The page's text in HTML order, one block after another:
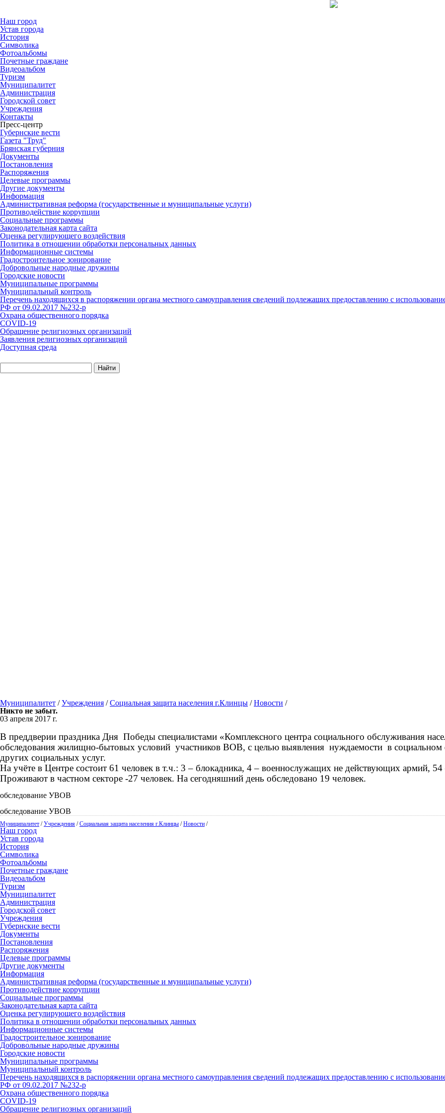
Наш город
Устав города
История
Символика
Фотоальбомы
Почетные граждане
Видеоальбом
Туризм
Муниципалитет
Администрация
Городской совет
Учреждения
Контакты
Пресс-центр
Губернские вести
Газета "Труд"
Брянская губерния
Документы
Постановления
Распоряжения
Целевые программы
Другие документы
Информация
Административная реформа (государственные и муниципальные услуги)
Противодействие коррупции
Социальные программы
Законодательная карта сайта
Оценка регулирующего воздействия
Политика в отношении обработки персональных данных
Информационные системы
Градостроительное зонирование
Добровольные народные дружины
Городские новости
Муниципальные программы
Муниципальный контроль
Перечень находящихся в распоряжении органа местного самоуправления сведений подлежащих предоставлению с
РФ от 09.02.2017 №232-р
Охрана общественного порядка
COVID-19
Обращение религиозных организаций
Заявления религиозных организаций
Доступная среда
Найти
Муниципалитет /Учреждения /Социальная защита населения г.Клинцы /Новости /
Никто не забыт.
03 апреля 2017 г.
В преддверии праздника Дня Победы специалистами «Комплексного центра социального обслуживания
обследования жилищно-бытовых условий участников ВОВ, с целью выявления нуждаемости в
других социальных услуг.
На учёте в Центре состоит 61 человек в т.ч.: 3 – блокадника, 4 – военнослужащих не действующих армий,
Проживают в частном секторе -27 человек. На сегодняшний день обследовано 19 человек.
обследование УВОВ
обследование УВОВ
Муниципалитет /Учреждения /Социальная защита населения г.Клинцы /Новости /
Наш город
Устав города
История
Символика
Фотоальбомы
Почетные граждане
Видеоальбом
Туризм
Муниципалитет
Администрация
Городской совет
Учреждения
Губернские вести
Документы
Постановления
Распоряжения
Целевые программы
Другие документы
Информация
Административная реформа (государственные и муниципальные услуги)
Противодействие коррупции
Социальные программы
Законодательная карта сайта
Оценка регулирующего воздействия
Политика в отношении обработки персональных данных
Информационные системы
Градостроительное зонирование
Добровольные народные дружины
Городские новости
Муниципальные программы
Муниципальный контроль
Перечень находящихся в распоряжении органа местного самоуправления сведений подлежащих предоставлению с
РФ от 09.02.2017 №232-р
Охрана общественного порядка
COVID-19
Обращение религиозных организаций